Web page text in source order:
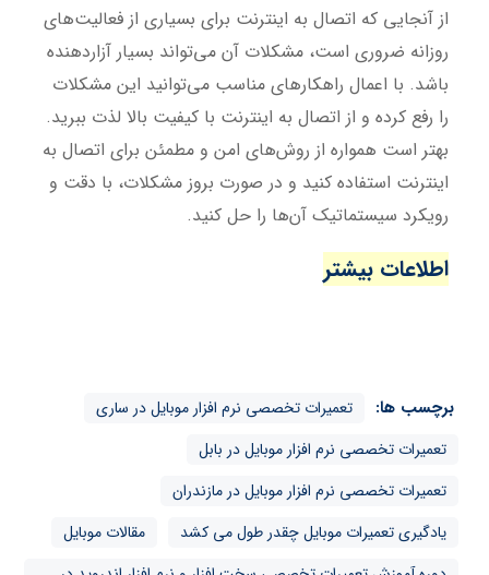
از آنجایی که اتصال به اینترنت برای بسیاری از فعالیت‌های
روزانه ضروری است، مشکلات آن می‌تواند بسیار آزاردهنده
باشد. با اعمال راهکارهای مناسب می‌توانید این مشکلات
را رفع کرده و از اتصال به اینترنت با کیفیت بالا لذت ببرید.
بهتر است همواره از روش‌های امن و مطمئن برای اتصال به
اینترنت استفاده کنید و در صورت بروز مشکلات، با دقت و
رویکرد سیستماتیک آن‌ها را حل کنید.
اطلاعات بیشتر
برچسب ها:
تعمیرات تخصصی نرم افزار موبایل در ساری
تعمیرات تخصصی نرم افزار موبایل در بابل
تعمیرات تخصصی نرم افزار موبایل در مازندران
یادگیری تعمیرات موبایل چقدر طول می کشد
مقالات موبایل